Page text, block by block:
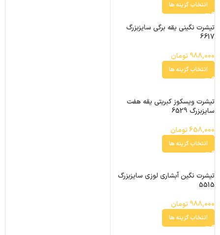
انتخاب گزینه ها
تیشرت نگینی یقه برگی سایزبزرگ
6617
988,000تومان
انتخاب گزینه ها
تیشرت ویسکوز کبریتی یقه هفت
سایزبزرگ 6529
658,000تومان
انتخاب گزینه ها
تیشرت نگین آبشاری لوزی سایزبزرگ
5515
988,000تومان
انتخاب گزینه ها